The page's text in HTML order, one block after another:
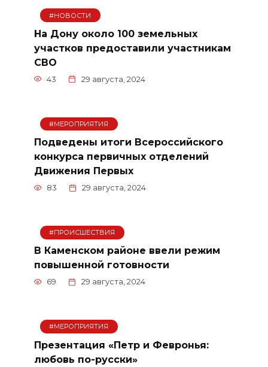
#НОВОСТИ
На Дону около 100 земельных
участков предоставили участникам
СВО
43 29 августа, 2024
#МЕРОПРИЯТИЯ
Подведены итоги Всероссийского
конкурса первичных отделений
Движения Первых
83 29 августа, 2024
#ПРОИСШЕСТВИЯ
В Каменском районе ввели режим
повышенной готовности
69 29 августа, 2024
#МЕРОПРИЯТИЯ
Презентация «Петр и Февронья:
любовь по-русски»